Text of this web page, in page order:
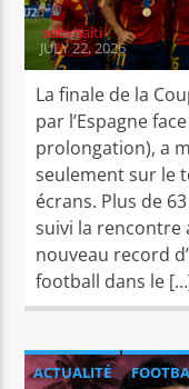
beltvhaiti
JULY 22, 2026
La finale de la
par l’Espagne
prolongation), a
seulement sur le
écrans. Plus de
suivi la rencontre
nouveau record
football dans le
ACTUALITÉ